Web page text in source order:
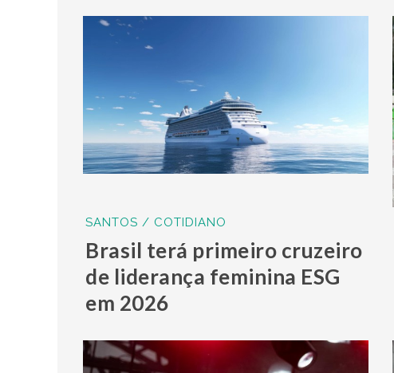
SANTOS / COTIDIANO
Brasil terá primeiro cruzeiro
de liderança feminina ESG
em 2026